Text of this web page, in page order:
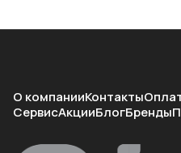
О компанииКонтакты
СервисАкцииБлогБренды